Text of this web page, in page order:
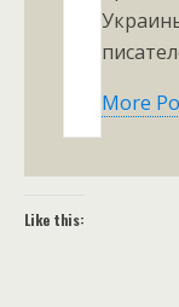
More
Like this: